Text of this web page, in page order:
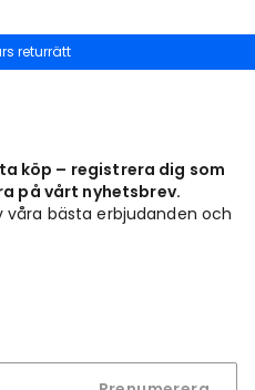
returrätt
köp – registrera dig som
på vårt nyhetsbrev.
bästa erbjudanden och